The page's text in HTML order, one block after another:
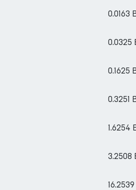
0.0163
0.0325
0.1625
0.3251
1.6254
3.2508